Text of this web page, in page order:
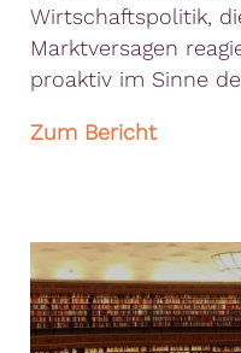
Wirtschaftspolitik,
Marktversagen
proaktiv im Sinne
Zum Bericht